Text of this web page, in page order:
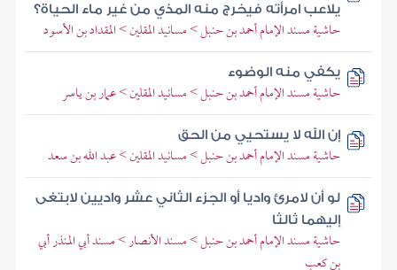
يلاعب امرأته فيخرج منه المذي من غير ماء الحياة؟
حاشية مسند الإمام أحمد بن حنبل > مسانيد المقلين > المقداد بن الأسود
يكفي منه الوضوء
حاشية مسند الإمام أحمد بن حنبل > مسانيد المقلين > عمار بن ياسر
إن الله لا يستحيي من الحق
حاشية مسند الإمام أحمد بن حنبل > مسانيد المقلين > عبد الله بن سعد
لو أن لامرئ واديا أو الجزء الثاني عشر واديين لابتغى
إليهما ثالثا
حاشية مسند الإمام أحمد بن حنبل > مسند الأنصار > مسند أبي المنذر أبي
بن كعب